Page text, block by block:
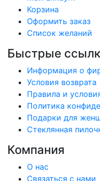
Корзина
Оформить заказ
Список желаний
Быстрые
Информация о
Условия возврата
Правила и
Политика
Подарки для
Стеклянная
Компания
О нас
Связаться с нами